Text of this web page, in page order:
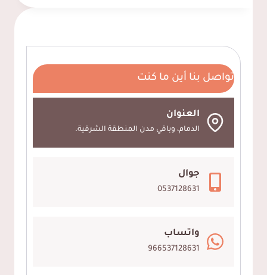
شاشات
خشب
الخبر،
ديكورات
خشب
WPC
2025
تواصل بنا أين ما كنت
العنوان
الدمام، وباقي مدن المنطقة الشرقية.
جوال
0537128631
واتساب
966537128631